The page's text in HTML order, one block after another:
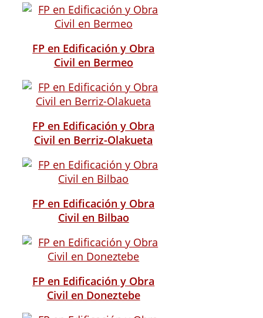
FP en Edificación y Obra
Civil en Bermeo
FP en Edificación y Obra
Civil en Berriz-Olakueta
FP en Edificación y Obra
Civil en Bilbao
FP en Edificación y Obra
Civil en Doneztebe